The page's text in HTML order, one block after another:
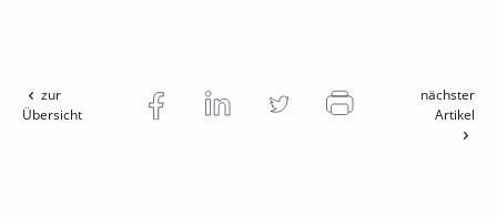
zur
Übersicht
nächster
Artikel